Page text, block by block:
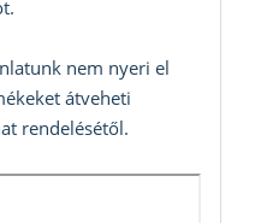
nem nyeri el
átveheti
rendelésétől.